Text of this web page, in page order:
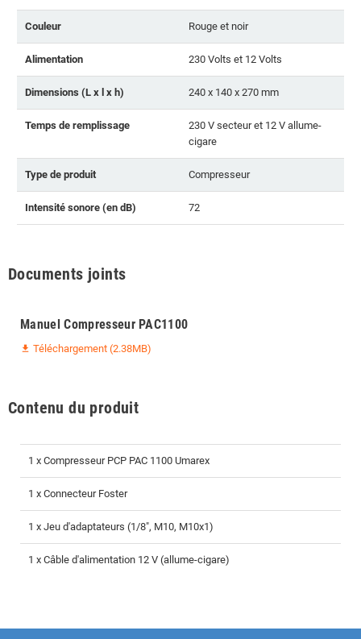
Couleur Rouge et noir
Alimentation 230 Volts et 12 Volts
Dimensions (L x l x h) 240 x 140 x 270 mm
Temps de remplissage
230 V secteur et 12 V allume-
cigare
Type de produit Compresseur
Intensité sonore (en dB) 72
Documents joints
Manuel Compresseur PAC1100
file_download Téléchargement (2.38MB)
Contenu du produit
1 x Compresseur PCP PAC 1100 Umarex
1 x Connecteur Foster
1 x Jeu d'adaptateurs (1/8", M10, M10x1)
1 x Câble d'alimentation 12 V (allume-cigare)